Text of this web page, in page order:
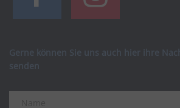
Gerne können Sie uns auch hier ihre
senden